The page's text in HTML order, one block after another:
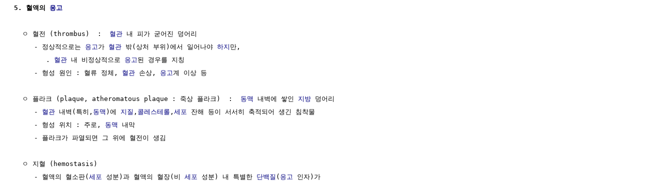
5. 혈액의 응고
  ㅇ 혈전 (thrombus)  :
혈관 내 피가 굳어진 덩어리
     - 정상적으로는
응고 가 혈관 밖(상처 부위)에서 일어나야 하지 만,
        .
혈관 내 비정상적으로 응고 된 경우를 지칭
     - 형성 원인 : 혈류 정체,
혈관 손상, 응고 계 이상 등
  ㅇ 플라크 (plaque, atheromatous plaque : 죽상 플라크)  :
동맥 내벽에 쌓인 지방 덩어리
     -
혈관 내벽(특히, 동맥 )에 지질 , 콜레스테롤 , 세포 잔해 등이 서서히 축적되어 생긴 침착물
     - 형성 위치 : 주로,
동맥
내막
     - 플라크가 파열되면 그 위에 혈전이 생김
  ㅇ 지혈 (hemostasis)
     - 혈액의 혈소판(
세포 성분)과 혈액의 혈장(비 세포 성분) 내 특별한 단백질 ( 응고
인자)가